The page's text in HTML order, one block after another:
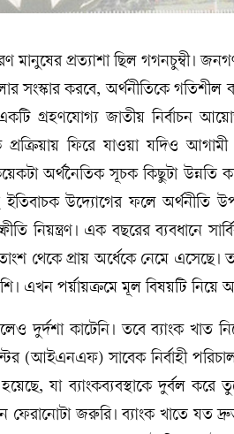
মানুষের প্রত্যাশা ছিল গগনচুম্বী।
সংস্কার করবে, অর্থনীতিকে গতিশীল
গ্রহণযোগ্য জাতীয় নির্বাচন
ফিরে যাওয়া যদিও আগামী
অর্থনৈতিক সূচক কিছুটা
উদ্যোগের ফলে অর্থনীতি
নিয়ন্ত্রণ। এক বছরের ব্যবধানে
থেকে প্রায় অর্ধেকে নেমে এসেছে।
এখন পর্য়ায়ক্রমে মূল বিষয়টি নিয়ে
দুর্দশা কাটেনি। তবে ব্যাংক
(আইএনএফ) সাবেক নির্বাহী
যা ব্যাংকব্যবস্থাকে দুর্বল
ফেরানোটা জরুরি। ব্যাংক খাতে যত